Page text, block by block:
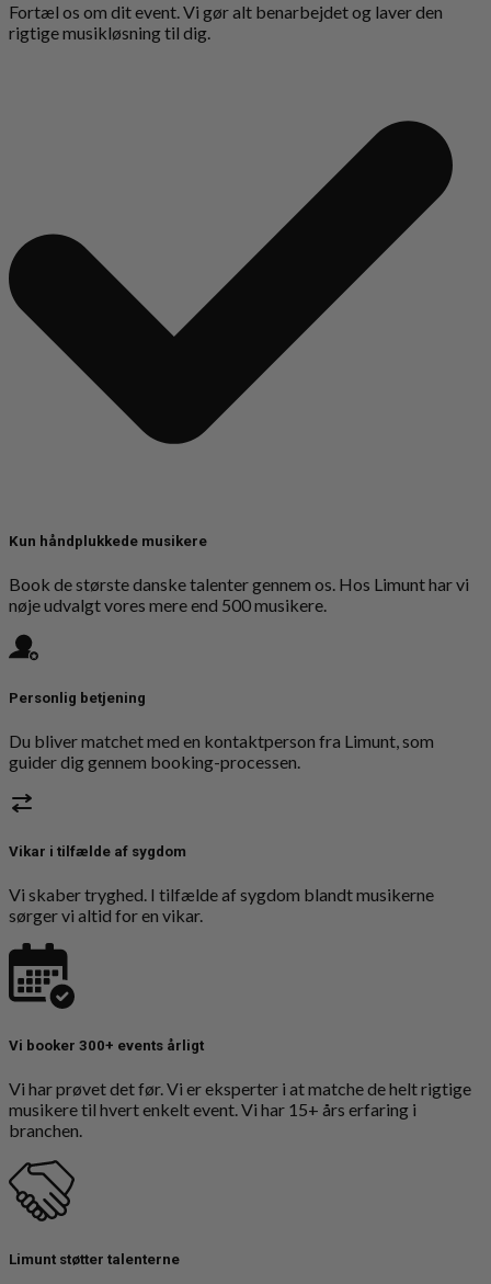
Fortæl os om dit event. Vi gør alt benarbejdet og laver den
rigtige musikløsning til dig.
Kun håndplukkede musikere
Book de største danske talenter gennem os. Hos Limunt har vi
nøje udvalgt vores mere end 500 musikere.
Personlig betjening
Du bliver matchet med en kontaktperson fra Limunt, som
guider dig gennem booking-processen.
Vikar i tilfælde af sygdom
Vi skaber tryghed. I tilfælde af sygdom blandt musikerne
sørger vi altid for en vikar.
Vi booker 300+ events årligt
Vi har prøvet det før. Vi er eksperter i at matche de helt rigtige
musikere til hvert enkelt event. Vi har 15+ års erfaring i
branchen.
Limunt støtter talenterne